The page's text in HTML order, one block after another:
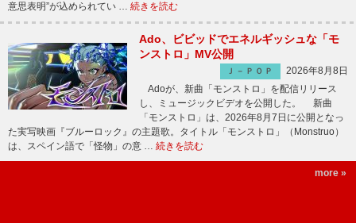
意思表明”が込められてい … 続きを読む
Ado、ビビッドでエネルギッシュな「モ
ンストロ」MV公開
Ｊ－ＰＯＰ
2026年8月8日
Adoが、新曲「モンストロ」を配信リリース
し、ミュージックビデオを公開した。 新曲
「モンストロ」は、2026年8月7日に公開となっ
た実写映画『ブルーロック』の主題歌。タイトル「モンストロ」（Monstruo）
は、スペイン語で「怪物」の意 … 続きを読む
more »